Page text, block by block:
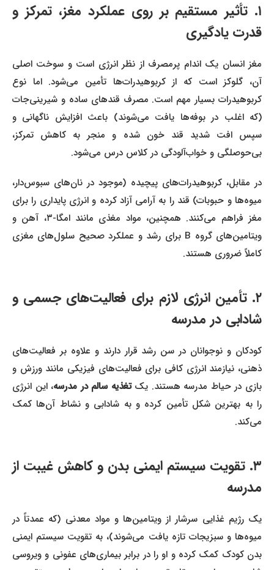
۱. تأثیر مستقیم بر روی عملکرد مغز، تمرکز و
قدرت یادگیری
مغز انسان یک اندام پرمصرف از نظر انرژی است و سوخت اصلی
آن، گلوکز است که از کربوهیدرات‌ها تأمین می‌شود. اما نوع
کربوهیدرات بسیار مهم است. مصرف قندهای ساده و شیرینی‌جات
(که اغلب در بوفه‌ها یافت می‌شوند) باعث افزایش ناگهانی و
سپس افت شدید قند خون شده و منجر به کاهش تمرکز،
بی‌حوصلگی و خواب‌آلودگی در کلاس درس می‌شود.
در مقابل، کربوهیدرات‌های پیچیده (موجود در نان‌های سبوس‌دار،
میوه‌ها و حبوبات) قند را به آرامی آزاد کرده و انرژی پایداری را برای
مغز فراهم می‌کنند. همچنین، مواد مغذی مانند امگا-۳، آهن و
ویتامین‌های گروه B برای رشد و عملکرد صحیح سلول‌های مغزی
کاملاً ضروری هستند.
۲. تأمین انرژی لازم برای فعالیت‌های جسمی و
شادابی در مدرسه
کودکان و نوجوانان در سن رشد قرار دارند و علاوه بر فعالیت‌های
ذهنی، نیازمند انرژی کافی برای فعالیت‌های فیزیکی مانند ورزش و
بازی در حیاط مدرسه هستند. یکتغذیه سالم در مدرسه، این انرژی
را به بهترین شکل تأمین کرده و به شادابی و نشاط آن‌ها کمک
می‌کند.
۳. تقویت سیستم ایمنی بدن و کاهش غیبت از
مدرسه
یک رژیم غذایی سرشار از ویتامین‌ها و مواد معدنی (که عمدتاً در
میوه‌ها و سبزیجات تازه یافت می‌شوند)، به تقویت سیستم ایمنی
بدن کودک کمک کرده و او را در برابر بیماری‌های عفونی و ویروسی